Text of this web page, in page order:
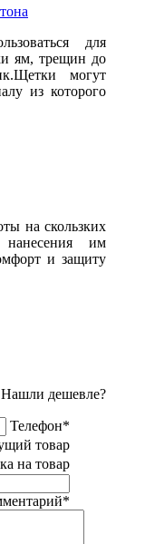
для
ям, трещин до
могут
из которого
на скользких
им
и защиту
Нашли дешевле?
Телефон*
товар
на товар
*